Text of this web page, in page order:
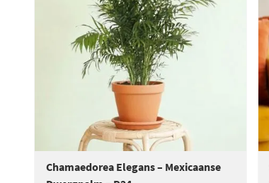
Chamaedorea Elegans – Mexicaanse